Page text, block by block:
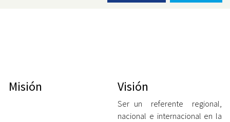
Misión Visión
Ser un referente regional,
nacional e internacional en la